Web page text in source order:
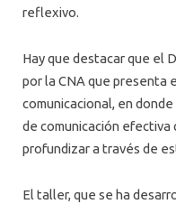
reflexivo.
Hay que destacar que el
por la CNA que presenta
comunicacional, en
de comunicación
profundizar a través de
El taller, que se ha